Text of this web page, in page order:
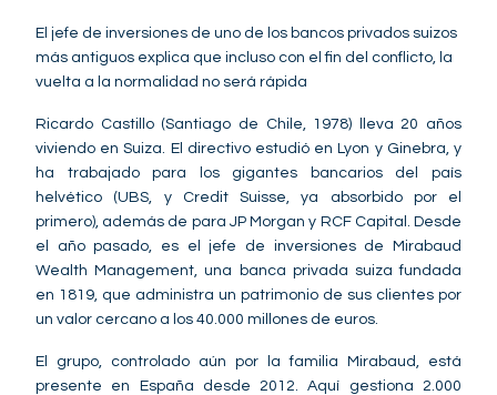
El jefe de inversiones de uno de los bancos privados suizos
más antiguos explica que incluso con el fin del conflicto, la
vuelta a la normalidad no será rápida
Ricardo Castillo (Santiago de Chile, 1978) lleva 20 años
viviendo en Suiza. El directivo estudió en Lyon y Ginebra, y
ha trabajado para los gigantes bancarios del país
helvético (UBS, y Credit Suisse, ya absorbido por el
primero), además de para JP Morgan y RCF Capital. Desde
el año pasado, es el jefe de inversiones de Mirabaud
Wealth Management, una banca privada suiza fundada
en 1819, que administra un patrimonio de sus clientes por
un valor cercano a los 40.000 millones de euros.
El grupo, controlado aún por la familia Mirabaud, está
presente en España desde 2012. Aquí gestiona 2.000